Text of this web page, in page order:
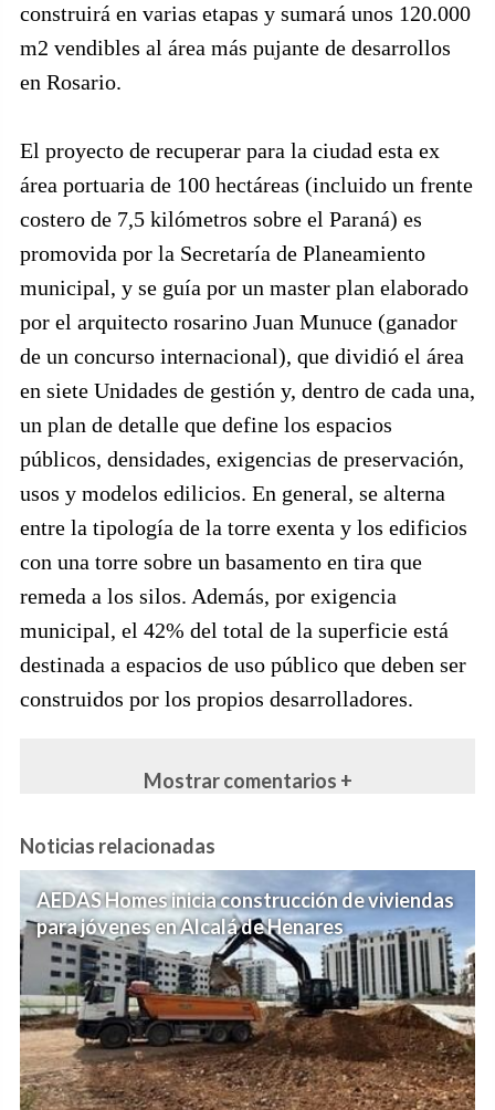
construirá en varias etapas y sumará unos 120.000
m2 vendibles al área más pujante de desarrollos
en Rosario.
El proyecto de recuperar para la ciudad esta ex
área portuaria de 100 hectáreas (incluido un frente
costero de 7,5 kilómetros sobre el Paraná) es
promovida por la Secretaría de Planeamiento
municipal, y se guía por un master plan elaborado
por el arquitecto rosarino Juan Munuce (ganador
de un concurso internacional), que dividió el área
en siete Unidades de gestión y, dentro de cada una,
un plan de detalle que define los espacios
públicos, densidades, exigencias de preservación,
usos y modelos edilicios. En general, se alterna
entre la tipología de la torre exenta y los edificios
con una torre sobre un basamento en tira que
remeda a los silos. Además, por exigencia
municipal, el 42% del total de la superficie está
destinada a espacios de uso público que deben ser
construidos por los propios desarrolladores.
Mostrar comentarios +
Noticias relacionadas
AEDAS Homes inicia construcción de viviendas
para jóvenes en Alcalá de Henares